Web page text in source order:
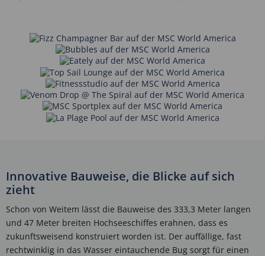
Innovative Bauweise, die Blicke auf sich
zieht
Schon von Weitem lässt die Bauweise des 333,3 Meter langen
und 47 Meter breiten Hochseeschiffes erahnen, dass es
zukunftsweisend konstruiert worden ist. Der auffällige, fast
rechtwinklig in das Wasser eintauchende Bug sorgt für einen